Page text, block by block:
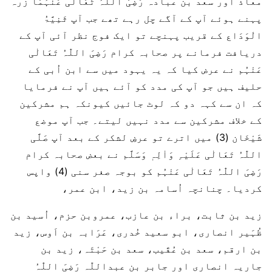
پہنے ہوئے آپ کے آگے چل رہے تھے جب آپ ثَنِیَّۃُ
الْوَدَاع کے قریب پہنچے تو ایک فوج نظر آئی آپ کے
دریافت فرمانے پر صحابہ کرام رَضِیَ اللّٰہُ تَعَالٰی
عَنْہُم نے عرض کیا کہ یہ یہود میں سے ابن اُبی کے
حلیف ہیں جو آپ کی مدد کو آئے ہیں آپ نے فرمایا
کہ ان سے کہہ دو کہ لوٹ جائیں کیونکہ ہم مشرکین
کے خلاف مشرکین سے مدد نہیں لیتے۔ جب آپ موضع
شَیْخَان (3) میں اترے تو عرضِ لشکر کے بعد آپ صَلَّی
اللّٰہُ تَعَالٰی عَلَیْہِ وَاٰلِہٖ وَسَلَّم نے بعض صحابہ کرام
رَضِیَ اللّٰہُ تَعَالٰی عَنْہُم کو بوجہ صغر سنی (4) واپس
کردیا۔ چنانچہ اُسامہ بن زید، ابن عمر،
زید بن ثابت، براء بن عازب، عمروبن حزم، اُسید بن
ظُہَیر انصاری، ابو سعید خُدری، عَرَابہ بن اَوس، زید
بن ارقم، سعد بن عُقَیب، سعد بن حَبْتَہ، زید بن
جاریہ انصاری اور جابر بن عبداللّٰہ رَضِیَ اللّٰہُ